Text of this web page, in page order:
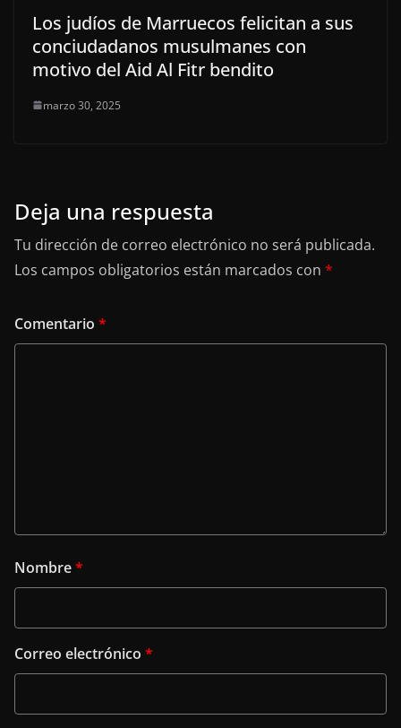
Los judíos de Marruecos felicitan a sus
conciudadanos musulmanes con
motivo del Aid Al Fitr bendito
marzo 30, 2025
Deja una respuesta
Tu dirección de correo electrónico no será publicada.
Los campos obligatorios están marcados con *
Comentario *
Nombre*
Correo electrónico *